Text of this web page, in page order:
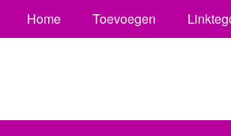
Home Toevoegen